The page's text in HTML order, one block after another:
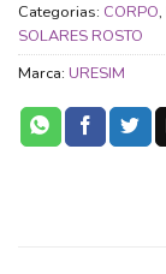
Categorias: CORPO,
SOLARES ROSTO
Marca: URESIM